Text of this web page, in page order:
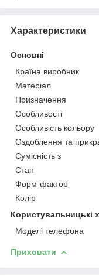
Характеристики
Основні
Країна виробник
Матеріал
Призначення
Особливості
Особливість кольору
Оздоблення та
Сумісність з
Стан
Форм-фактор
Колір
Користувальницькі
Моделі телефона
Приховати